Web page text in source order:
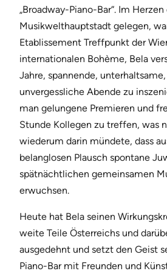
„Broadway-Piano-Bar“. Im Herzen
Musikwelthauptstadt gelegen,
Etablissement Treffpunkt der
internationalen Bohème, Bela
Jahre, spannende,
unvergessliche Abende zu
man gelungene Premieren und
Stunde Kollegen zu treffen, was
wiederum darin mündete, dass
belanglosen Plausch spontane
spätnächtlichen gemeinsamen
erwuchsen.
Heute hat Bela seinen
weite Teile Österreichs und
ausgedehnt und setzt den Geist
Piano-Bar mit Freunden und